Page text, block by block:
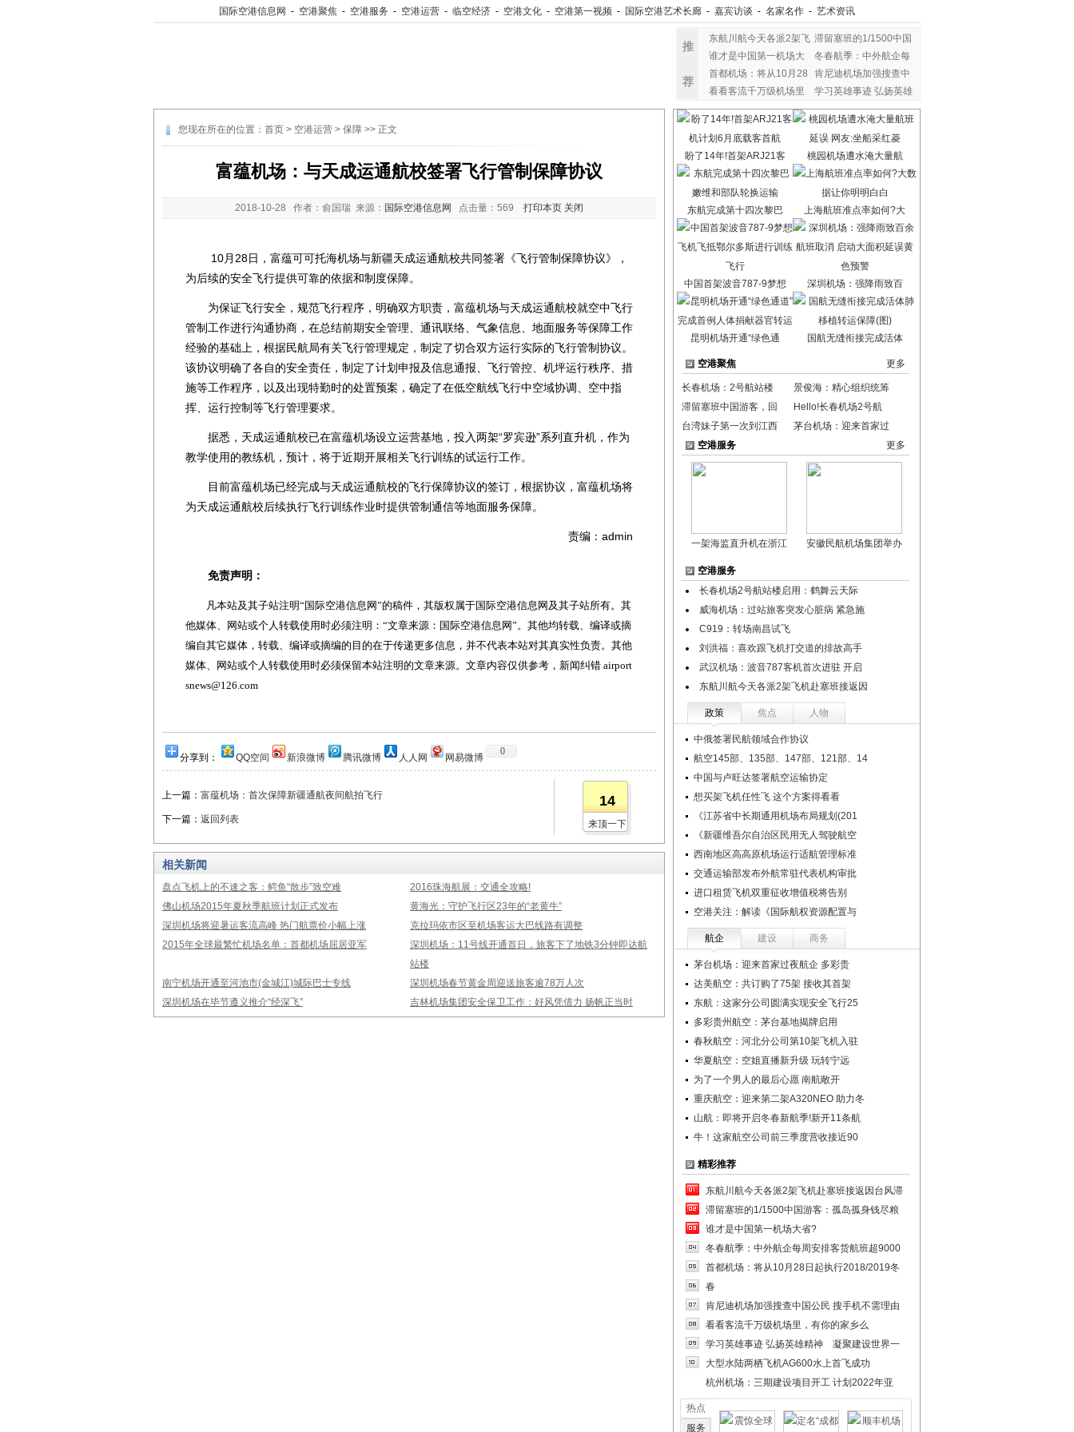
国际空港信息网 - 空港聚焦 - 空港服务 - 空港运营 - 临空经济 - 空港文化 - 空港第一视频 - 国际空港艺术长廊 - 嘉宾访谈 - 名家名作 - 艺术资讯
推
荐
东航川航今天各派2架飞 滞留塞班的1/1500中国
谁才是中国第一机场大
冬春航季：中外航企每
首都机场：将从10月28
肯尼迪机场加强搜查中
看看客流千万级机场里
学习英雄事迹 弘扬英雄
您现在所在的位置： 首页 > 空港运营 > 保障 >> 正文
富蕴机场：与天成运通航校签署飞行管制保障协议
2018-10-28 作者：俞国瑞 来源： 国际空港信息网 点击量： 569 打印本页 关闭
10月28日，富蕴可可托海机场与新疆天成运通航校共同签署《飞行管制保障协议》，
为后续的安全飞行提供可靠的依据和制度保障。
为保证飞行安全，规范飞行程序，明确双方职责，富蕴机场与天成运通航校就空中飞行
管制工作进行沟通协商，在总结前期安全管理、通讯联络、气象信息、地面服务等保障工作
经验的基础上，根据民航局有关飞行管理规定，制定了切合双方运行实际的飞行管制协议。
该协议明确了各自的安全责任，制定了计划申报及信息通报、飞行管控、机坪运行秩序、措
施等工作程序，以及出现特勤时的处置预案，确定了在低空航线飞行中空域协调、空中指
挥、运行控制等飞行管理要求。
据悉，天成运通航校已在富蕴机场设立运营基地，投入两架“罗宾逊”系列直升机，作为
教学使用的教练机，预计，将于近期开展相关飞行训练的试运行工作。
目前富蕴机场已经完成与天成运通航校的飞行保障协议的签订，根据协议，富蕴机场将
为天成运通航校后续执行飞行训练作业时提供管制通信等地面服务保障。
责编：admin
免责声明：
凡本站及其子站注明“国际空港信息网”的稿件，其版权属于国际空港信息网及其子站所有。其
他媒体、网站或个人转载使用时必须注明：“文章来源：国际空港信息网”。其他均转载、编译或摘
编自其它媒体，转载、编译或摘编的目的在于传递更多信息，并不代表本站对其真实性负责。其他
媒体、网站或个人转载使用时必须保留本站注明的文章来源。文章内容仅供参考，新闻纠错 airport
snews@126.com
分享到： QQ空间 新浪微博 腾讯微博 人人网 网易微博
0
上一篇： 富蕴机场：首次保障新疆通航夜间航拍飞行
下一篇： 返回列表
14
来顶一下
相关新闻
盘点飞机上的不速之客：鳄鱼“散步”致空难
2016珠海航展：交通全攻略!
佛山机场2015年夏秋季航班计划正式发布
黄海光：守护飞行区23年的“老黄牛”
深圳机场将迎暑运客流高峰 热门航票价小幅上涨
克拉玛依市区至机场客运大巴线路有调整
2015年全球最繁忙机场名单：首都机场屈居亚军
深圳机场：11号线开通首日，旅客下了地铁3分钟即达航
站楼
南宁机场开通至河池市(金城江)城际巴士专线
深圳机场春节黄金周迎送旅客逾78万人次
深圳机场在毕节遵义推介“经深飞”
吉林机场集团安全保卫工作：好风凭借力 扬帆正当时
盼了14年!首架ARJ21客 桃园机场遭水淹大量航
东航完成第十四次黎巴 上海航班准点率如何?大
中国首架波音787-9梦想 深圳机场：强降雨致百
昆明机场开通“绿色通 国航无缝衔接完成活体
空港聚焦 更多
长春机场：2号航站楼
景俊海：精心组织统筹
滞留塞班中国游客，回
Hello!长春机场2号航
台湾妹子第一次到江西
茅台机场：迎来首家过
空港服务
更多
一架海监直升机在浙江 安徽民航机场集团举办
空港服务
长春机场2号航站楼启用：鹤舞云天际
威海机场：过站旅客突发心脏病 紧急施
C919：转场南昌试飞
刘洪福：喜欢跟飞机打交道的排故高手
武汉机场：波音787客机首次进驻 开启
东航川航今天各派2架飞机赴塞班接返因
政策 焦点 人物
中俄签署民航领域合作协议
航空145部、135部、147部、121部、14
中国与卢旺达签署航空运输协定
想买架飞机任性飞 这个方案得看看
《江苏省中长期通用机场布局规划(201
《新疆维吾尔自治区民用无人驾驶航空
西南地区高高原机场运行适航管理标准
交通运输部发布外航常驻代表机构审批
进口租赁飞机双重征收增值税将告别
空港关注：解读《国际航权资源配置与
航企 建设 商务
茅台机场：迎来首家过夜航企 多彩贵
达美航空：共订购了75架 接收其首架
东航：这家分公司圆满实现安全飞行25
多彩贵州航空：茅台基地揭牌启用
春秋航空：河北分公司第10架飞机入驻
华夏航空：空姐直播新升级 玩转宁远
为了一个男人的最后心愿 南航敞开
重庆航空：迎来第二架A320NEO 助力冬
山航：即将开启冬春新航季!新开11条航
牛！这家航空公司前三季度营收接近90
精彩推荐
东航川航今天各派2架飞机赴塞班接返因台风滞
滞留塞班的1/1500中国游客：孤岛孤身钱尽粮
谁才是中国第一机场大省?
冬春航季：中外航企每周安排客货航班超9000
首都机场：将从10月28日起执行2018/2019冬
春
肯尼迪机场加强搜查中国公民 搜手机不需理由
看看客流千万级机场里，有你的家乡么
学习英雄事迹 弘扬英雄精神 凝聚建设世界一
大型水陆两栖飞机AG600水上首飞成功
杭州机场：三期建设项目开工 计划2022年亚
热点
服务